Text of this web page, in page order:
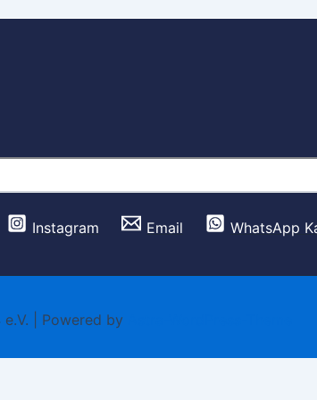
Instagram Email WhatsApp
| Powered by